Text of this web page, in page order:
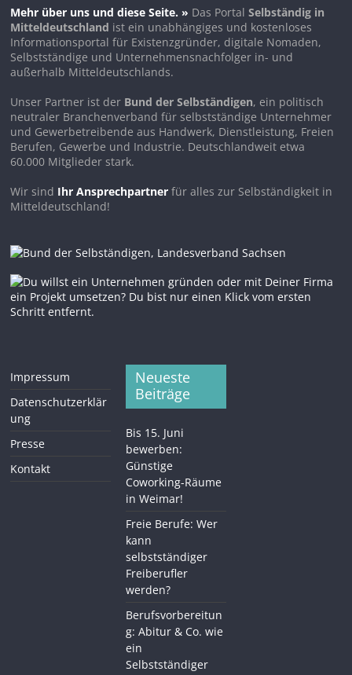
Mehr über uns und diese Seite. » Das PortalSelbständig in
Mitteldeutschland ist ein unabhängiges und kostenloses
Informationsportal für Existenzgründer, digitale Nomaden,
Selbstständige und Unternehmensnachfolger in- und
außerhalb Mitteldeutschlands.
Unser Partner ist der Bund der Selbständigen, ein politisch
neutraler Branchenverband für selbstständige Unternehmer
und Gewerbetreibende aus Handwerk, Dienstleistung, Freien
Berufen, Gewerbe und Industrie. Deutschlandweit etwa
60.000 Mitglieder stark.
Wir sind Ihr Ansprechpartner für alles zur Selbständigkeit in
Mitteldeutschland!
Impressum
Datenschutzerklär
ung
Presse
Kontakt
Neueste
Beiträge
Bis 15. Juni
bewerben:
Günstige
Coworking-Räume
in Weimar!
Freie Berufe: Wer
kann
selbstständiger
Freiberufler
werden?
Berufsvorbereitun
g: Abitur & Co. wie
ein
Selbstständiger